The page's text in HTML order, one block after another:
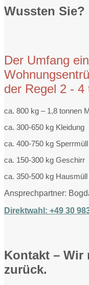
Wussten Sie?
Der Umfang
der Regel 2 - 4
ca. 800 kg – 1,8 tonnen
ca. 300-650 kg Kleidung
ca. 400-750 kg Sperrmüll
ca. 150-300 kg Geschirr
ca. 350-500 kg Hausmüll
Ansprechpartner:
Direktwahl: +49 30
Kontakt – Wir
zurück.